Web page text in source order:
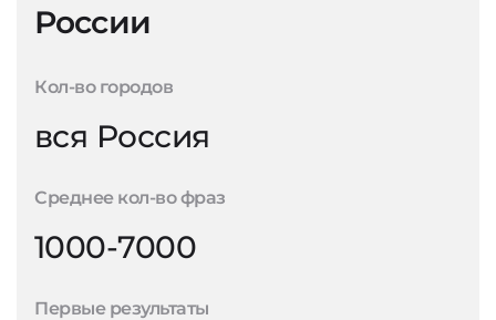
России
Кол-во городов
вся Россия
Среднее кол-во фраз
1000-7000
Первые результаты